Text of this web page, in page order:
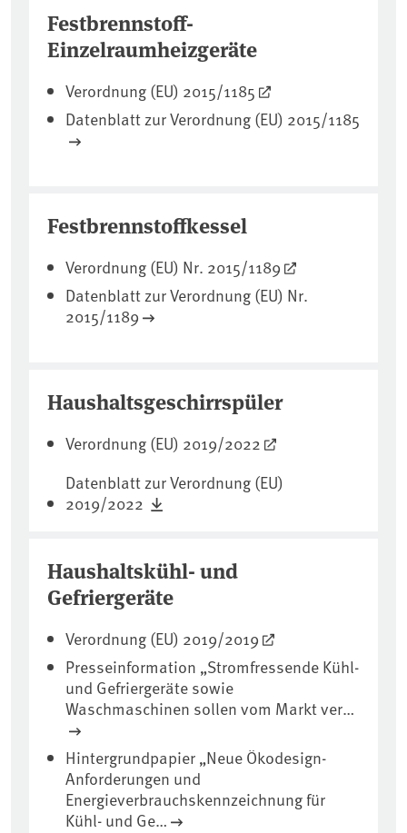
Festbrennstoff-
Einzelraumheizgeräte
Verordnung (EU) 2015/1185
Datenblatt zur Verordnung (EU) 2015/1185
Festbrennstoffkessel
Verordnung (EU) Nr. 2015/1189
Datenblatt zur Verordnung (EU) Nr.
2015/1189
Haushaltsgeschirrspüler
Verordnung (EU) 2019/2022
Datenblatt zur Verordnung (EU)
2019/2022
Haushaltskühl- und
Gefriergeräte
Verordnung (EU) 2019/2019
Presseinformation „Stromfressende Kühl-
und Gefriergeräte sowie
Waschmaschinen sollen vom Markt ver…
Hintergrundpapier „Neue Ökodesign-
Anforderungen und
Energieverbrauchskennzeichnung für
Kühl- und Ge…